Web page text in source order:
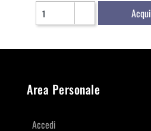
Quantità
Area Personale
Accedi